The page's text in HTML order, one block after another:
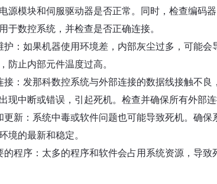
源模块和伺服驱动器是否正常。同时，检查编码
于数控系统，并检查是否正确连接。
护：如果机器使用环境差，内部灰尘过多，可能
防止内部元件温度过高。
接：发那科数控系统与外部连接的数据线接触不
现中断或错误，引起死机。检查并确保所有外部
更新：系统中毒或软件问题也可能导致死机。确
境的最新和稳定。
的程序：太多的程序和软件会占用系统资源，导